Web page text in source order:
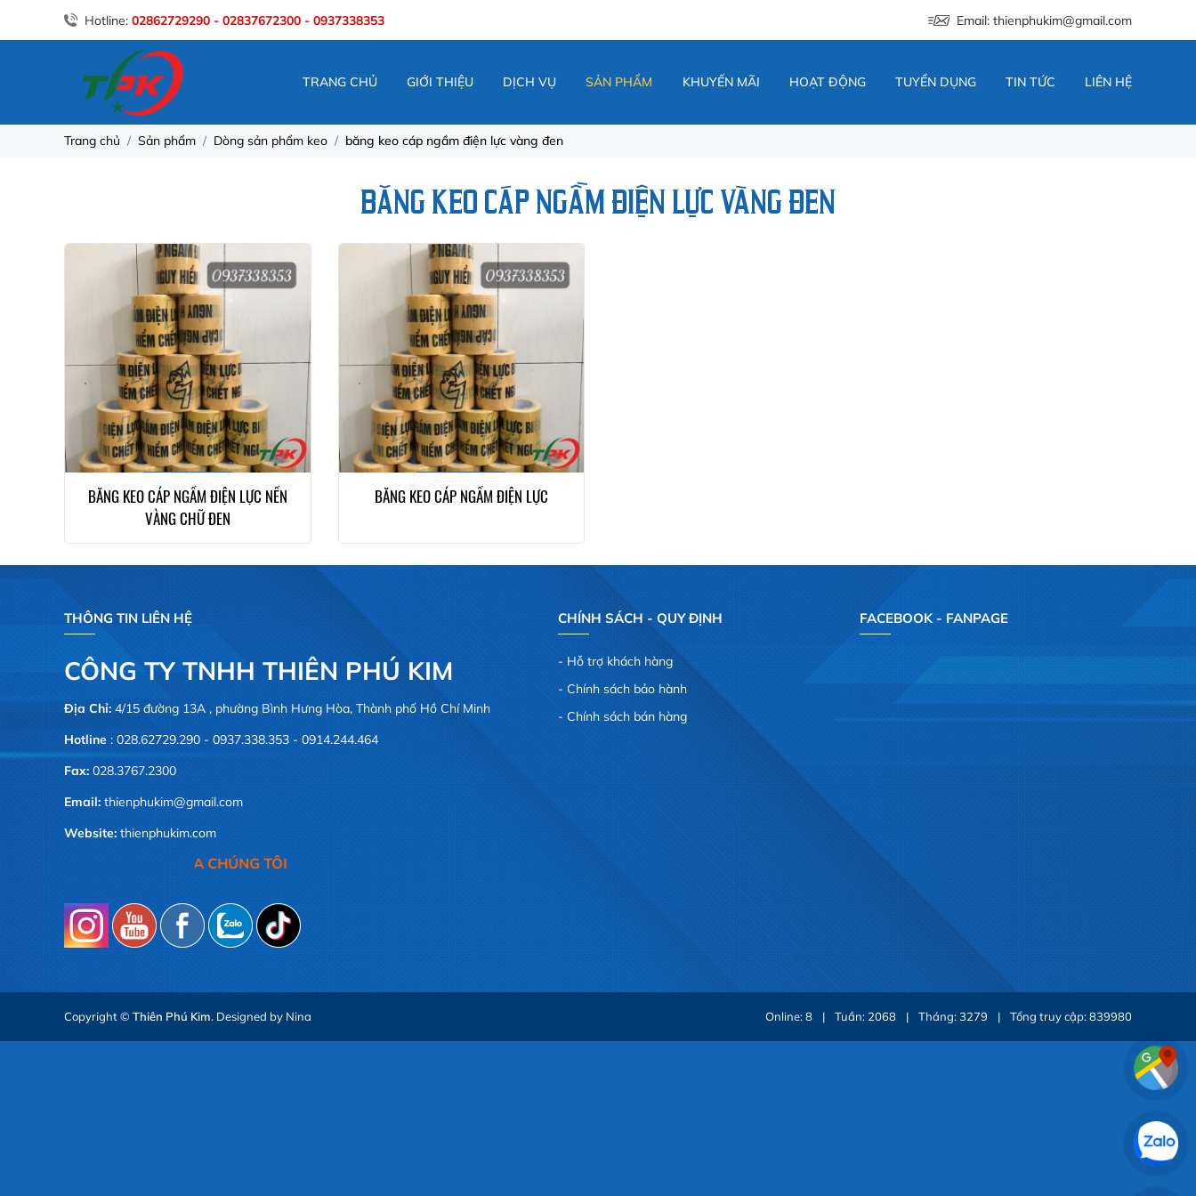
Hotline: 02862729290 - 02837672300 - 0937338353 Email: thienphukim@gmail.com
TRANG CHỦ GIỚI THIỆU DỊCH VỤ SẢN PHẨM KHUYẾN MÃI HOẠT ĐỘNG TUYỂN DỤNG TIN TỨC LIÊN HỆ
Trang chủ Sản phẩm Dòng sản phẩm keo băng keo cáp ngầm điện lực vàng đen
BĂNG KEO CÁP NGẦM ĐIỆN LỰC VÀNG ĐEN
BĂNG KEO CÁP NGẦM ĐIỆN LỰC NỀN
VÀNG CHỮ ĐEN
BĂNG KEO CÁP NGẦM ĐIỆN LỰC
THÔNG TIN LIÊN HỆ
CÔNG TY TNHH THIÊN PHÚ KIM
Địa Chỉ:4/15 đường 13A , phường Bình Hưng Hòa, Thành phố Hồ Chí Minh
Hotline : 028.62729.290 - 0937.338.353 - 0914.244.464
Fax: 028.3767.2300
Email:thienphukim@gmail.com
Website:thienphukim.com
KHÁCH,LÀ NIỀM VUI CỦA CHÚNG TÔI
CHÍNH SÁCH - QUY ĐỊNH
Hỗ trợ khách hàng
Chính sách bảo hành
Chính sách bán hàng
FACEBOOK - FANPAGE
Copyright © Thiên Phú Kim. Designed by Nina Online: 8 | Tuần: 2068 | Tháng: 3279 | Tổng truy cập: 839980